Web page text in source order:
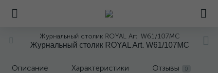
Журнальный столик ROYAL Art. W61/107MC
Журнальный столик ROYAL Art. W61/107MC
Описание Характеристики Отзывы 0